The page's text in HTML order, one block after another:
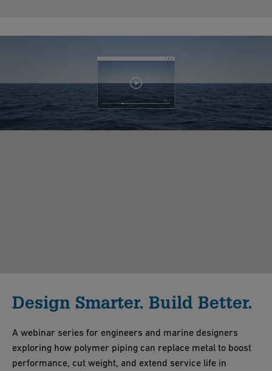
Design Smarter. Build Better.
A webinar series for engineers and marine designers
exploring how polymer piping can replace metal to boost
performance, cut weight, and extend service life in